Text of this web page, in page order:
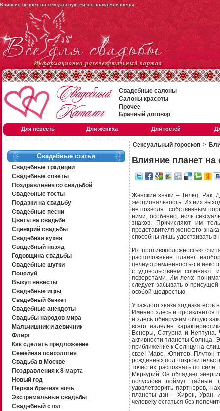
Влияние планет на сексуальную жизнь знака Близнецы.
Свадебные салоны
Салоны красоты
Прочее
Брачный договор
Для невесты Для жениха Для гостей
Свадебные статьи
Свадебные традиции
Свадебные советы
Поздравления со свадьбой
Свадебные тосты
Подарки на свадьбу
Свадебные песни
Цветы на свадьбе
Сценарий свадьбы
Свадебная кухня
Свадебный наряд
Годовщина свадьбы
Свадебные шутки
Поцелуй
Выкуп невесты
Свадебные игры
Свадебный банкет
Свадебные анекдоты
Свадьбы народов мира
Мальчишник и девичник
Флирт
Как сделать предложение
Семейная психология
Свадьба в Москве
Поздравления к 8 марта
Новый год
Первая брачная ночь
Экстремальные свадьбы
Свадебный стол
Сексуальный гороскоп >
Влияние планет на
Женские знаки – Телец, Рак,
эмоциональность. Из них
не позволят собственным
ними, особенно, если
знаков. Причисляют им
представителя женского
способны лишь удостаивать
Их противоположностью
расположение планет
целеустремленностью и
с удовольствием сочиняют
поворотами. Им легко
следует забывать о
особой щедростью.
У каждого знака зодиака
Именно здесь и проявляется
и здесь обнаружим общую
всего наделен
Венеры, Сатурна и Нептуна.
активности планеты Солнца.
приближение к Солнцу на
свое! Марс, Юпитер, Плутон
рожденных под
точно их распознать по
Меркурий. Он обладает
полуслова поймут тайные
удовлетворить партнеров,
планеты дэн – Хирон, Уран.
человеку остаться без